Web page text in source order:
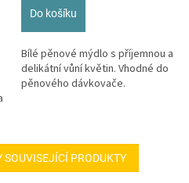
Do košíku
Bílé pěnové mýdlo s příjemnou a
delikátní vůní květin. Vhodné do
pěnového dávkovače.
SOUVISEJÍCÍ PRODUKTY